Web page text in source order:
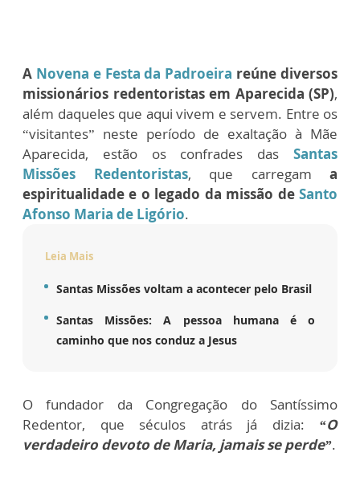
A Novena e Festa da Padroeira reúne diversos
missionários redentoristas em Aparecida (SP),
além daqueles que aqui vivem e servem. Entre os
“visitantes” neste período de exaltação à Mãe
Aparecida, estão os confrades das Santas
Missões Redentoristas, que carregam a
espiritualidade e o legado da missão de Santo
Afonso Maria de Ligório.
Leia Mais
Santas Missões voltam a acontecer pelo Brasil
Santas Missões: A pessoa humana é o
caminho que nos conduz a Jesus
O fundador da Congregação do Santíssimo
Redentor, que séculos atrás já dizia: “O
verdadeiro devoto de Maria, jamais se perde”.